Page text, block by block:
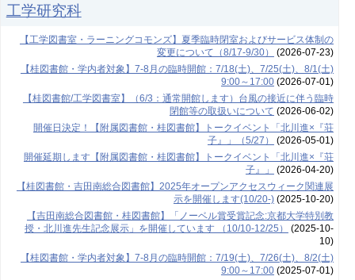
工学研究科
【工学図書室・ラーニングコモンズ】夏季臨時閉室およびサービス体制の
変更について（8/17-9/30）
(2026-07-23)
【桂図書館・学内者対象】7-8月の臨時開館：7/18(土)、7/25(土)、8/1(土)
9:00～17:00(2026-07-01)
【桂図書館/工学図書室】（6/3：通常開館します）台風の接近に伴う臨時
閉館等の取扱いについて (2026-06-02)
開催日決定！【附属図書館・桂図書館】トークイベント「北川進×『荘
子』」（5/27）
(2026-05-01)
開催延期します【附属図書館・桂図書館】トークイベント「北川進×『荘
子』」
(2026-04-20)
【桂図書館・吉田南総合図書館】2025年オープンアクセスウィーク関連展
示を開催します(10/20-)(2025-10-20)
【吉田南総合図書館・桂図書館】「ノーベル賞受賞記念:京都大学特別教
授・北川進先生記念展示」を開催しています （10/10-12/25）
(2025-10-
10)
【桂図書館・学内者対象】7-8月の臨時開館：7/19(土)、7/26(土)、8/2(土)
9:00～17:00(2025-07-01)